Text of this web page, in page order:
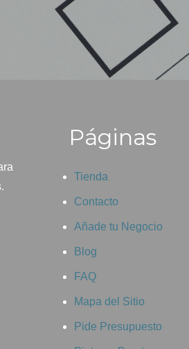
Páginas
Tienda
Contacto
Añade tu Negocio
Blog
FAQ
Mapa del Sitio
Pide Presupuesto